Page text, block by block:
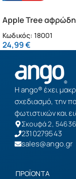
Apple Tree αφρώδη
L (18001)
Κωδικός: 18001
24,99€
Η ango® έχει
σχεδιασμό, την
φωτιστικών και
Σκουφά 2,
2310279543
sales@ango.gr
ΠΡΟΪΟΝΤΑ